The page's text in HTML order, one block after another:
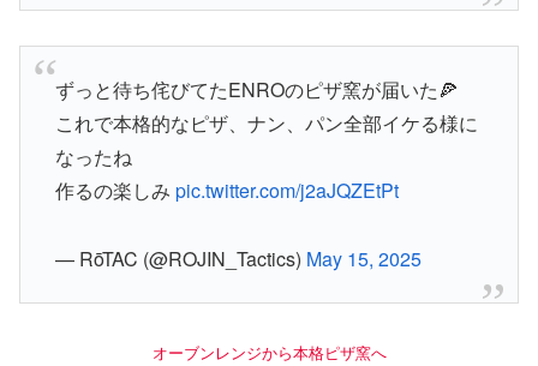
ずっと待ち侘びてたENROのピザ窯が届いた🍕
これで本格的なピザ、ナン、パン全部イケる様に
なったね
作るの楽しみ pic.twitter.com/j2aJQZEtPt
— RōTAC (@ROJIN_Tactics) May 15, 2025
オーブンレンジから本格ピザ窯へ